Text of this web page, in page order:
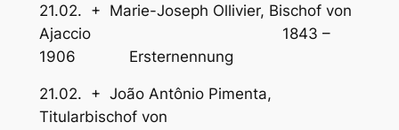
21.02. + Marie-Joseph Ollivier, Bischof von
Ajaccio 1843 –
1906 Ersternennung
21.02. + João Antônio Pimenta,
Titularbischof von